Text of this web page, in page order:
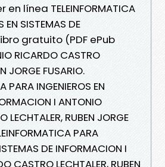
línea TELEINFORMATICA
EN SISTEMAS DE
gratuito (PDF ePub
RICARDO CASTRO
JORGE FUSARIO.
PARA INGENIEROS EN
I ANTONIO
LECHTALER, RUBEN JORGE
PARA
DE INFORMACION I
CASTRO LECHTALER, RUBEN